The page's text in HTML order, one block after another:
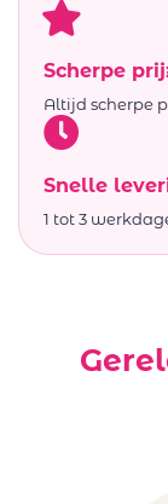
Scherpe
Altijd scherpe
Snelle
1 tot 3